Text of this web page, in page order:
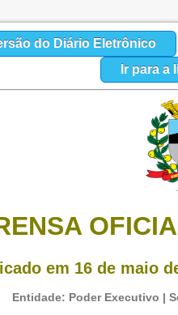
do Diário Eletrônico
Ir para a
em 16 de maio
Entidade: Poder Executivo |